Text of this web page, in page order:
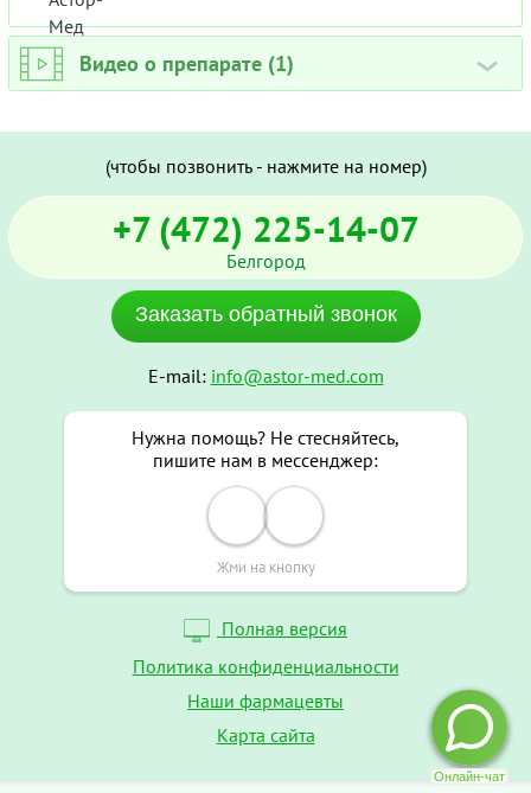
Видео о препарате (1) ›
(чтобы позвонить - нажмите на номер)
+7 (472) 225-14-07
Белгород
Заказать обратный звонок
E-mail: info@astor-med.com
Нужна помощь? Не стесняйтесь,
пишите нам в мессенджер:
Жми на кнопку
Полная версия
Политика конфиденциальности
Наши фармацевты
Карта сайта